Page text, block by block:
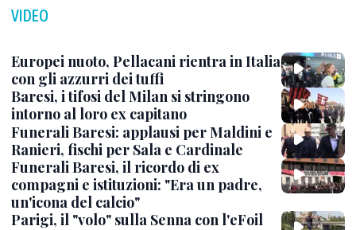
VIDEO
Europei nuoto, Pellacani rientra in Italia
con gli azzurri dei tuffi
Baresi, i tifosi del Milan si stringono
intorno al loro ex capitano
Funerali Baresi: applausi per Maldini e
Ranieri, fischi per Sala e Cardinale
Funerali Baresi, il ricordo di ex
compagni e istituzioni: "Era un padre,
un'icona del calcio"
Parigi, il "volo" sulla Senna con l'eFoil